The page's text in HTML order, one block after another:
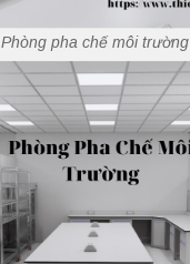
Phòng pha chế môi trường